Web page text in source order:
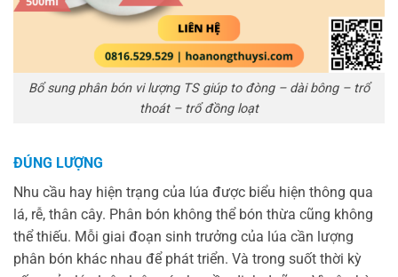
Bổ sung phân bón vi lượng TS giúp to đòng – dài bông – trổ
thoát – trổ đồng loạt
ĐÚNG LƯỢNG
Nhu cầu hay hiện trạng của lúa được biểu hiện thông qua
lá, rễ, thân cây. Phân bón không thể bón thừa cũng không
thể thiếu. Mỗi giai đoạn sinh trưởng của lúa cần lượng
phân bón khác nhau để phát triển. Và trong suốt thời kỳ